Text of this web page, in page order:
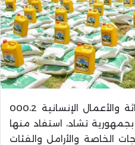
وزع مركز الملك سلمان للإغاثة والأعمال الإنسانية 000،2
تشاد، استفاد منها
الخاصة والأرامل والفئات